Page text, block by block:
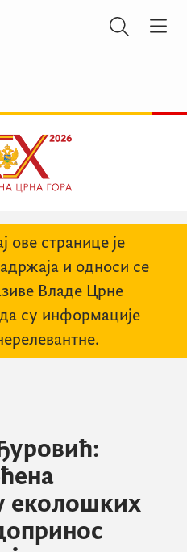
ове странице је
и односи се
Владе Црне
су информације
еколошких